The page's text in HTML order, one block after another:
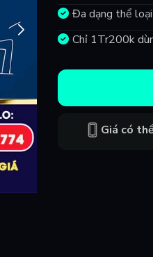
Đa dạng thể loại
Chỉ 1Tr200k
Giá có